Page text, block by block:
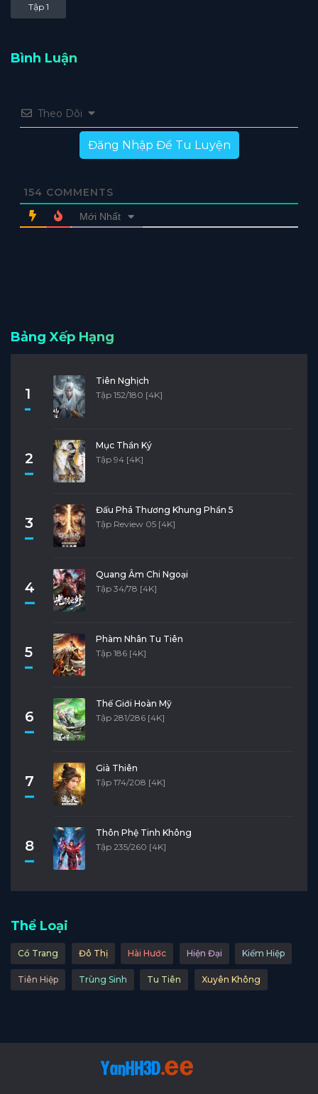
Tập 1
Bình Luận
Theo Dõi
Đăng Nhập Để Tu Luyện
154 COMMENTS
Mới Nhất
Bảng Xếp Hạng
1
Tiên Nghịch
Tập 152/180 [4K]
2
Mục Thần Ký
Tập 94 [4K]
3
Đấu Phá Thương Khung Phần 5
Tập Review 05 [4K]
4
Quang Âm Chi Ngoại
Tập 34/78 [4K]
5
Phàm Nhân Tu Tiên
Tập 186 [4K]
6
Thế Giới Hoàn Mỹ
Tập 281/286 [4K]
7
Già Thiên
Tập 174/208 [4K]
8
Thôn Phệ Tinh Không
Tập 235/260 [4K]
Thể Loại
Cổ Trang Đô Thị Hài Hước Hiện Đại Kiếm Hiệp
Tiên Hiệp Trùng Sinh Tu Tiên Xuyên Không